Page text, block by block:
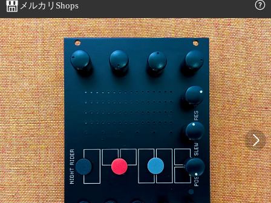
メルカリShops